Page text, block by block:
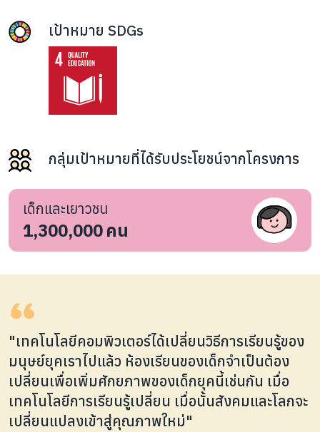
เป้าหมาย SDGs
กลุ่มเป้าหมายที่ได้รับประโยชน์จากโครงการ
เด็กและเยาวชน
1,300,000คน
"เทคโนโลยีคอมพิวเตอร์ได้เปลี่ยนวิธีการเรียนรู้ของ
มนุษย์ยุคเราไปแล้ว ห้องเรียนของเด็กจำเป็นต้อง
เปลี่ยนเพื่อเพิ่มศักยภาพของเด็กยุคนี้เช่นกัน เมื่อ
เทคโนโลยีการเรียนรู้เปลี่ยน เมื่อนั้นสังคมและโลกจะ
เปลี่ยนแปลงเข้าสู่คุณภาพใหม่"